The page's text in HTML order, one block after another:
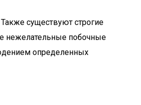
существуют строгие
нежелательные побочные
определенных